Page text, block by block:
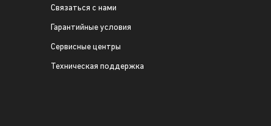
Связаться с нами
Гарантийные условия
Сервисные центры
Техническая поддержка